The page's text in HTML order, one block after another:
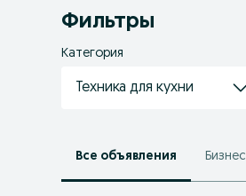
Фильтры
Категория
Техника для кухни
Все объявления Бизнес